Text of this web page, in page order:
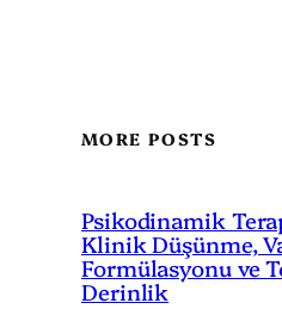
MORE POSTS
Psikodinamik
Klinik Düşünme,
Formülasyonu ve
Derinlik